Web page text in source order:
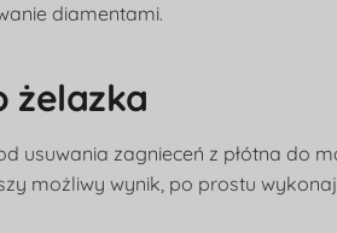
diamentami.
żelazka
usuwania zagnieceń z płótna do
możliwy wynik, po prostu